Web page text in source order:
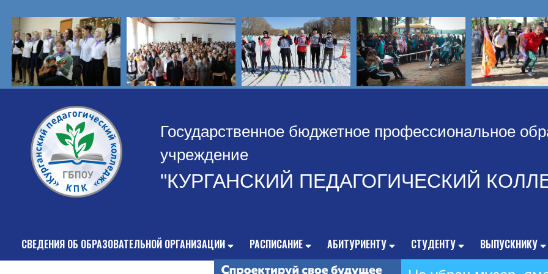
Государственное бюджетное профессиональное
учреждение
"КУРГАНСКИЙ ПЕДАГОГИЧЕСКИЙ
СВЕДЕНИЯ ОБ ОБРАЗОВАТЕЛЬНОЙ ОРГАНИЗАЦИИ РАСПИСАНИЕ АБИТУРИЕНТУ СТУДЕНТУ ВЫПУСКНИКУ